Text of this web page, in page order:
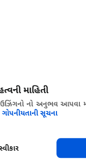
માહિતી
નો અનુભવ આપવા
ગોપનીયતાની સૂચના